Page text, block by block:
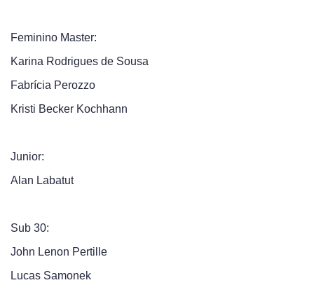
Feminino Master:
Karina Rodrigues de Sousa
Fabrícia Perozzo
Kristi Becker Kochhann
Junior:
Alan Labatut
Sub 30:
John Lenon Pertille
Lucas Samonek